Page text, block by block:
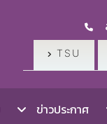
TSU
ข่าวประกาศ